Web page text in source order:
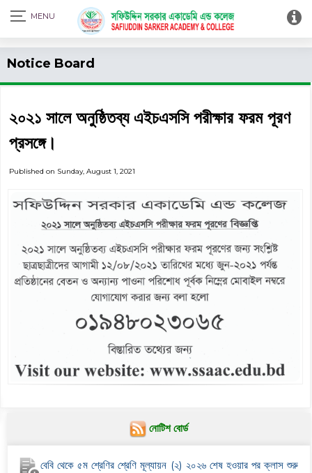
Print Admit Card
Notice Board
২০২১ সালে অনুষ্ঠিতব্য এইচএসসি পরীক্ষার ফরম পূরণ
প্রসঙ্গে।
Published on Sunday, August 1, 2021
নোটিশ বোর্ড
বেবি থেকে ৫ম শ্রেণির শ্রেণি মূল্যায়ন (২) ২০২৬ শেষ হওয়ার পর ক্লাস শুরু